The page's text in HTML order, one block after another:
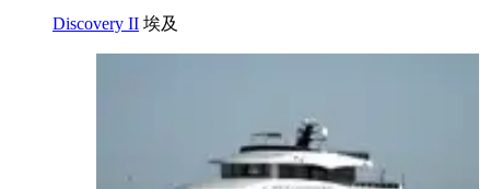
Discovery II 埃及